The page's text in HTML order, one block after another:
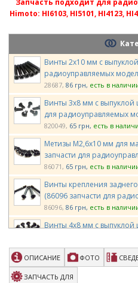
Запчасть подходит для
Himoto: HI6103, HI5101, HI4123,
Винты 2х10 мм с
радиоуправляемых
28687 86 грн есть в
Винты 3х8 мм с выпуклой
для радиоуправляемых
820049 65 грн есть в
Метизы M2,6х10 мм для
запчасти для
86071 65 грн есть в
Винты крепления
(86096 запчасти для
86096 86 грн есть в
Винты 4х8 мм с
903-078 43 грн есть в
Штифты рычагов комплект
6119)
ОПИСАНИЕ ФОТО
ЗАПЧАСТЬ ДЛЯ